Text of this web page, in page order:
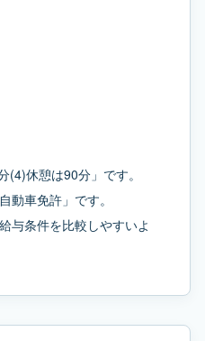
休憩は90分」です。
動車免許」です。
与条件を比較しやすいよ